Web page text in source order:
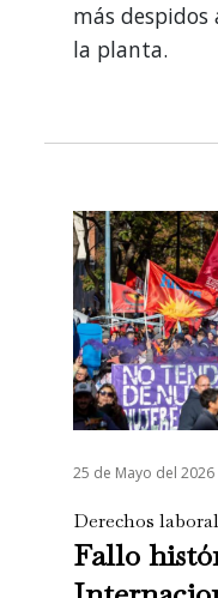
más
la planta.
25 de Mayo del 2026
Derechos
Fallo